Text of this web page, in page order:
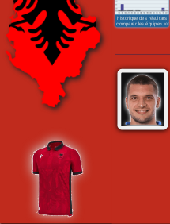
historique des résultats
comparer les équipes >>>
Contact / Signaler un bug
Recrutement Maxifoot
Mentions légales
site web Maxifoot.fr